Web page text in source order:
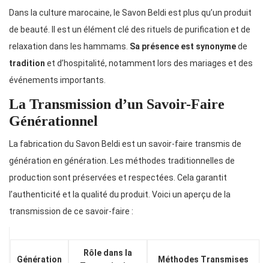
Dans la culture marocaine, le Savon Beldi est plus qu’un produit
de beauté. Il est un élément clé des rituels de purification et de
relaxation dans les hammams. Sa présence est synonymede
tradition et d’hospitalité, notamment lors des mariages et des
événements importants.
La Transmission d’un Savoir-Faire
Générationnel
La fabrication du Savon Beldi est un savoir-faire transmis de
génération en génération. Les méthodes traditionnelles de
production sont préservées et respectées. Cela garantit
l’authenticité et la qualité du produit. Voici un aperçu de la
transmission de ce savoir-faire :
Génération
Rôle dans la
Méthodes Transmises